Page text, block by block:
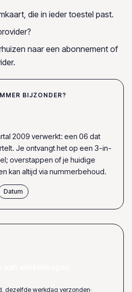
die in ieder toestel past.
naar een abonnement of
BIJZONDER?
2009 verwerkt: een 06 dat
Je ontvangt het op een 3-in-
overstappen of je huidige
kan altijd via nummerbehoud.
Datum
dezelfde werkdag verzonden·